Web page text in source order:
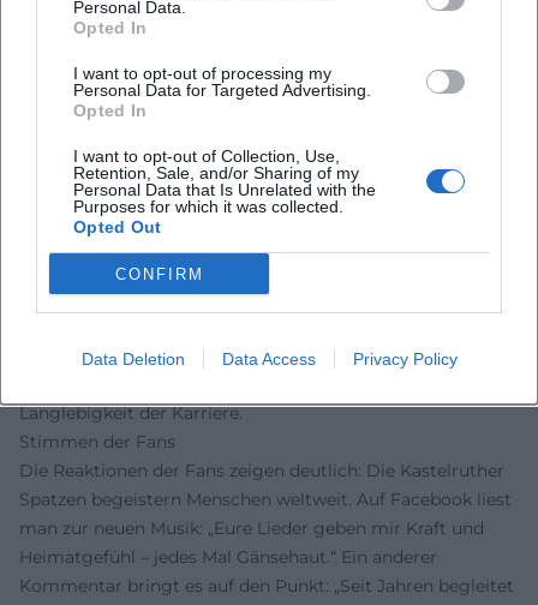
Personal Data.
Opted In
I want to opt-out of processing my
Personal Data for Targeted Advertising.
Opted In
I want to opt-out of Collection, Use,
Retention, Sale, and/or Sharing of my
Personal Data that Is Unrelated with the
Purposes for which it was collected.
Opted Out
CONFIRM
Data Deletion Data Access Privacy Policy
funktioniert. Kritisch gelobt werden die Eingängigkeit der
Refrains und die Homogenität des Bandklangs, die es
ermöglicht, neue Themen nahtlos in das bestehende
Klangbild zu integrieren. Chartdaten belegen den
kontinuierlichen Publikumserfolg: Platz-1-Erfolg mit
„Heimat – Deine Lieder“ (2015), Top-Platzierungen in
Österreich für spätere Alben und eine Discographie, die
regelmäßig in Jahreslisten der volkstümlichen Szene
auftaucht.
Neben den kommerziellen Kennzahlen unterstreichen
Auszeichnungen – etwa der Grand-Prix-Sieg 1990 und
aus Resonanz im Feuilleton der Volksmusikpresse und
Langlebigkeit der Karriere.
Stimmen der Fans
Die Reaktionen der Fans zeigen deutlich: Die Kastelruther
Spatzen begeistern Menschen weltweit. Auf Facebook liest
man zur neuen Musik: „Eure Lieder geben mir Kraft und
Heimatgefühl – jedes Mal Gänsehaut.“ Ein anderer
Kommentar bringt es auf den Punkt: „Seit Jahren begleitet